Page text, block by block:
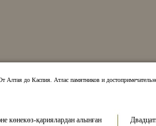
көнекөз-қариялардан алынған
Алтая до Каспия. Атлас памятников и